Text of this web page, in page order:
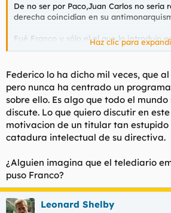
De no ser por Paco,Juan Carlos no sería
derecha coincidían en su
Fué Franco y sólo el el que lo introdujo
juego,le dió una imagen entre los
Anda que ese periodicucho es
como deci que 2 y 2 son 4.
Otra cosa es su intención,pero ole sus
que al rey se le trate como al de
Haz clic para
Federico lo ha dicho mil veces, que
pero nunca ha centrado un
sobre ello. Es algo que todo el
discute. Lo que quiero discutir en
motivacion de un titular tan estupido
catadura intelectual de su directiva.
¿Alguien imagina que el telediario
puso Franco?
Leonard Shelby